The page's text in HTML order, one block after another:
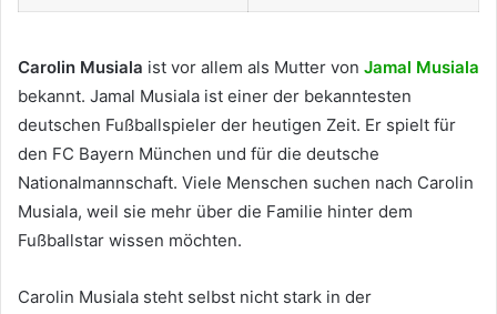
Carolin Musiala ist vor allem als Mutter von Jamal Musiala
bekannt. Jamal Musiala ist einer der bekanntesten
deutschen Fußballspieler der heutigen Zeit. Er spielt für
den FC Bayern München und für die deutsche
Nationalmannschaft. Viele Menschen suchen nach Carolin
Musiala, weil sie mehr über die Familie hinter dem
Fußballstar wissen möchten.
Carolin Musiala steht selbst nicht stark in der